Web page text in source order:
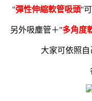
''彈性伸縮軟管吸頭''
另外吸塵管＋''多角度
大家可依照